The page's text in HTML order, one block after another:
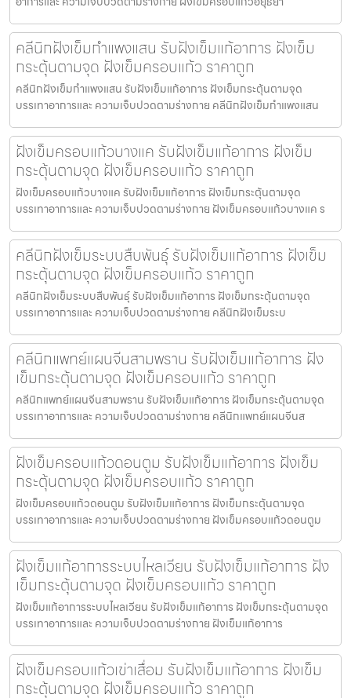
คลีนิกฝังเข็มกำแพงแสน รับฝังเข็มแก้อาการ ฝังเข็ม
กระตุ้นตามจุด ฝังเข็มครอบแก้ว ราคาถูก
คลีนิกฝังเข็มกำแพงแสน รับฝังเข็มแก้อาการ ฝังเข็มกระตุ้นตามจุด
บรรเทาอาการและ ความเจ็บปวดตามร่างกาย คลีนิกฝังเข็มกำแพงแสน
ฝังเข็มครอบแก้วบางแค รับฝังเข็มแก้อาการ ฝังเข็ม
กระตุ้นตามจุด ฝังเข็มครอบแก้ว ราคาถูก
ฝังเข็มครอบแก้วบางแค รับฝังเข็มแก้อาการ ฝังเข็มกระตุ้นตามจุด
บรรเทาอาการและ ความเจ็บปวดตามร่างกาย ฝังเข็มครอบแก้วบางแค ร
คลีนิกฝังเข็มระบบสืบพันธุ์ รับฝังเข็มแก้อาการ ฝังเข็ม
กระตุ้นตามจุด ฝังเข็มครอบแก้ว ราคาถูก
คลีนิกฝังเข็มระบบสืบพันธุ์ รับฝังเข็มแก้อาการ ฝังเข็มกระตุ้นตามจุด
บรรเทาอาการและ ความเจ็บปวดตามร่างกาย คลีนิกฝังเข็มระบ
คลีนิกแพทย์แผนจีนสามพราน รับฝังเข็มแก้อาการ ฝัง
เข็มกระตุ้นตามจุด ฝังเข็มครอบแก้ว ราคาถูก
คลีนิกแพทย์แผนจีนสามพราน รับฝังเข็มแก้อาการ ฝังเข็มกระตุ้นตามจุด
บรรเทาอาการและ ความเจ็บปวดตามร่างกาย คลีนิกแพทย์แผนจีนส
ฝังเข็มครอบแก้วดอนตูม รับฝังเข็มแก้อาการ ฝังเข็ม
กระตุ้นตามจุด ฝังเข็มครอบแก้ว ราคาถูก
ฝังเข็มครอบแก้วดอนตูม รับฝังเข็มแก้อาการ ฝังเข็มกระตุ้นตามจุด
บรรเทาอาการและ ความเจ็บปวดตามร่างกาย ฝังเข็มครอบแก้วดอนตูม
ฝังเข็มแก้อาการระบบไหลเวียน รับฝังเข็มแก้อาการ ฝัง
เข็มกระตุ้นตามจุด ฝังเข็มครอบแก้ว ราคาถูก
ฝังเข็มแก้อาการระบบไหลเวียน รับฝังเข็มแก้อาการ ฝังเข็มกระตุ้นตามจุด
บรรเทาอาการและ ความเจ็บปวดตามร่างกาย ฝังเข็มแก้อาการ
ฝังเข็มครอบแก้วเข่าเสื่อม รับฝังเข็มแก้อาการ ฝังเข็ม
กระตุ้นตามจุด ฝังเข็มครอบแก้ว ราคาถูก